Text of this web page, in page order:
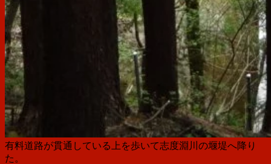
有料道路が貫通している上を歩いて志度淵川の堰堤へ降り
た。